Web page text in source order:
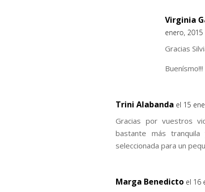
Virginia
enero,
Gracias
Buenísmo!!!
Trini Alabanda el 15
Gracias por vuestros
bastante más
seleccionada para un
Marga Benedicto el 16